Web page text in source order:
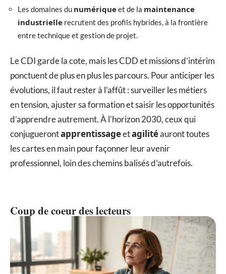
Les domaines du numériqueet de la maintenance
industrielle recrutent des profils hybrides, à la frontière
entre technique et gestion de projet.
Le CDI garde la cote, mais les CDD et missions d’intérim
ponctuent de plus en plus les parcours. Pour anticiper les
évolutions, il faut rester à l’affût : surveiller les métiers
en tension, ajuster sa formation et saisir les opportunités
d’apprendre autrement. À l’horizon 2030, ceux qui
conjuguerontapprentissageetagilitéauront toutes
les cartes en main pour façonner leur avenir
professionnel, loin des chemins balisés d’autrefois.
Coup de coeur des lecteurs